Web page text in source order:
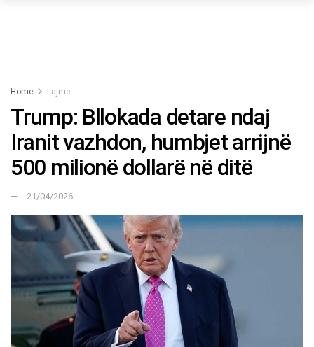
Home Lajme
Trump: Bllokada detare ndaj
Iranit vazhdon, humbjet arrijnë
500 milionë dollarë në ditë
21/04/2026